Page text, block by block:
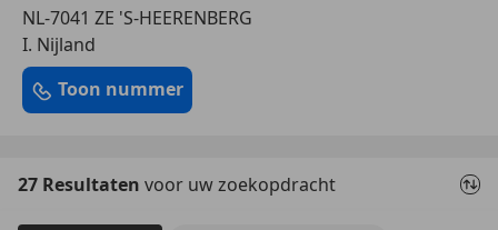
NL-7041 ZE 'S-HEERENBERG
I. Nijland
Toon nummer
27 Resultaten voor uw zoekopdracht